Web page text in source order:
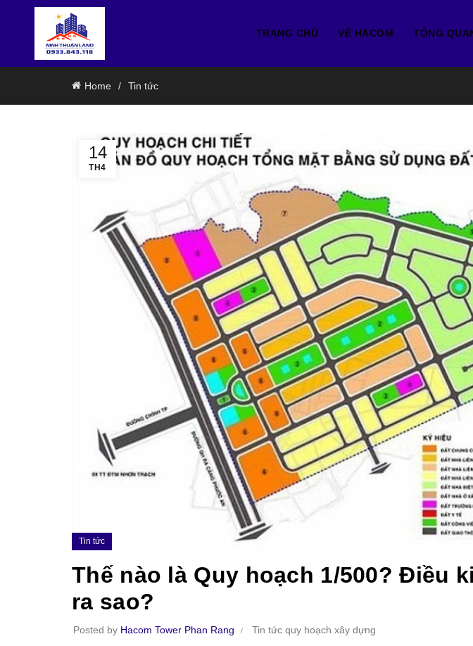
TRANG CHỦ VỀ HACOM TỔNG
Home Tin tức
14
TH4
Tin tức
Thế nào là Quy hoạch 1/500? Điều
ra sao?
Posted by Hacom Tower Phan Rang Tin tức quy hoạch xây dựng